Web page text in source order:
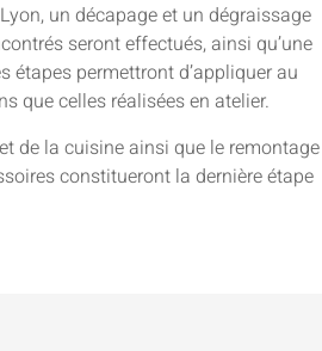
un décapage et un dégraissage
seront effectués, ainsi qu’une
étapes permettront d’appliquer au
que celles réalisées en atelier.
de la cuisine ainsi que le remontage
constitueront la dernière étape